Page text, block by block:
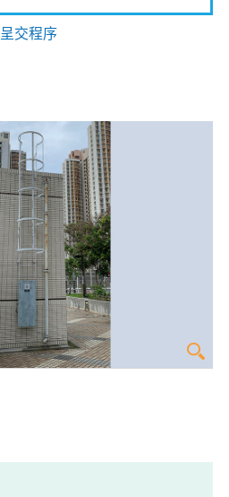
呈交程序